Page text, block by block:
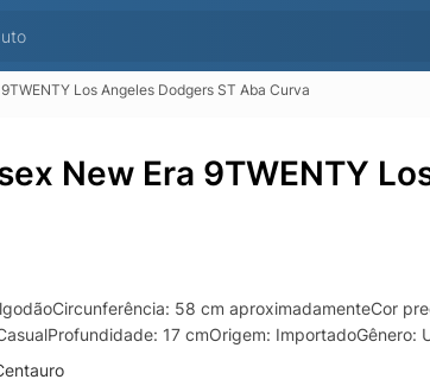
Los Angeles Dodgers ST Aba Curva
New Era 9TWENTY
58 cm aproximadamenteCor
17 cmOrigem: ImportadoGênero: